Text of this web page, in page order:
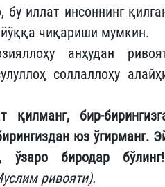
бу иллат инсоннинг
чиқариши мумкин.
анҳудан
соллаллоҳу
қилманг, бир-
юз ўгирманг.
ўзаро биродар
ривояти).